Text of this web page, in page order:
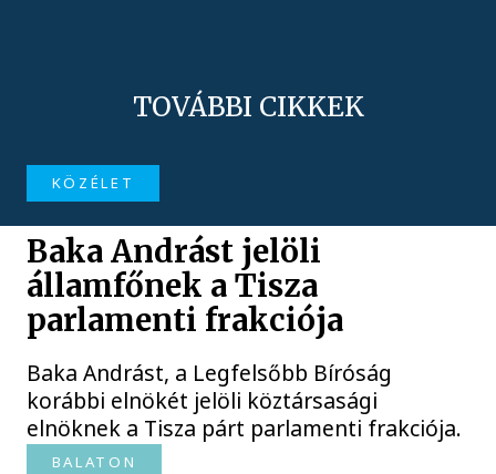
TOVÁBBI CIKKEK
KÖZÉLET
Baka Andrást jelöli
államfőnek a Tisza
parlamenti frakciója
Baka Andrást, a Legfelsőbb Bíróság
korábbi elnökét jelöli köztársasági
elnöknek a Tisza párt parlamenti frakciója.
BALATON